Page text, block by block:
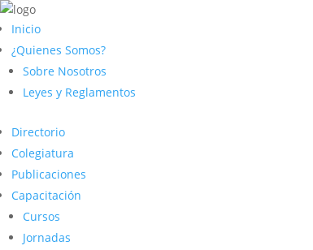
Inicio
¿Quienes Somos?
Sobre Nosotros
Leyes y Reglamentos
Directorio
Colegiatura
Publicaciones
Capacitación
Cursos
Jornadas